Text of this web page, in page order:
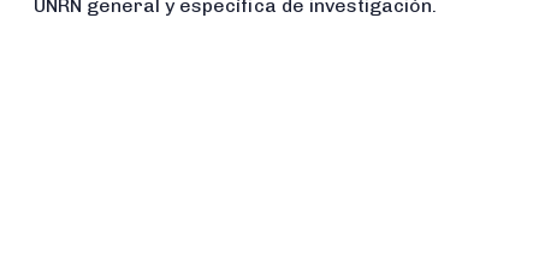
UNRN general y específica de investigación.